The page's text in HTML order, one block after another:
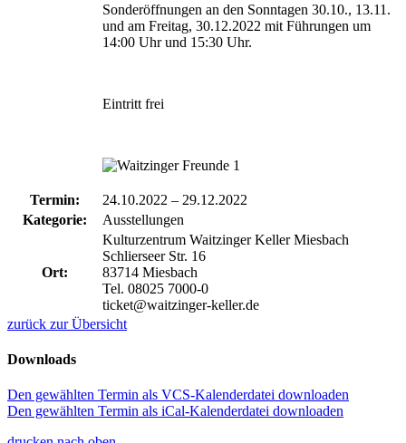
Sonderöffnungen an den Sonntagen 30.10., 13.11.
und am Freitag, 30.12.2022 mit Führungen um
14:00 Uhr und 15:30 Uhr.
Eintritt frei
Termin: 24.10.2022 – 29.12.2022
Kategorie:
Ausstellungen
Ort:
Kulturzentrum Waitzinger Keller Miesbach
Schlierseer Str. 16
83714 Miesbach
Tel. 08025 7000-0
ticket@waitzinger-keller.de
zurück zur Übersicht
Downloads
Den gewählten Termin als VCS-Kalenderdatei downloaden
Den gewählten Termin als iCal-Kalenderdatei downloaden